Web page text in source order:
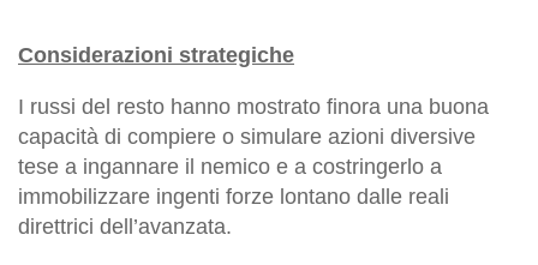
Considerazioni strategiche
I russi del resto hanno mostrato finora una buona
capacità di compiere o simulare azioni diversive
tese a ingannare il nemico e a costringerlo a
immobilizzare ingenti forze lontano dalle reali
direttrici dell’avanzata.